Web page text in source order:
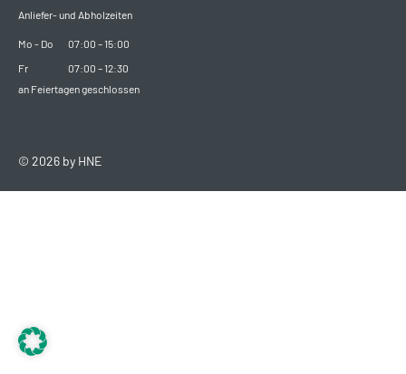
Anliefer- und Abholzeiten
Mo - Do
07:00 – 15:00
Fr
07:00 – 12:30
an Feiertagen geschlossen
© 2026 by HNE